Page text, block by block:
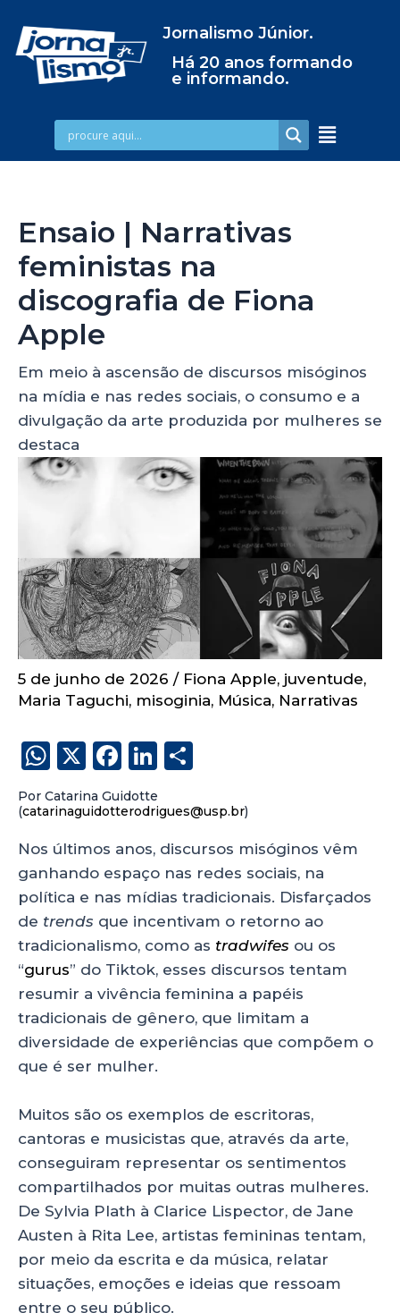
Jornalismo Júnior.
Há 20 anos formando
e informando.
Ensaio | Narrativas
feministas na
discografia de Fiona
Apple
Em meio à ascensão de discursos misóginos
na mídia e nas redes sociais, o consumo e a
divulgação da arte produzida por mulheres se
destaca
5 de junho de 2026 / Fiona Apple, juventude,
Maria Taguchi, misoginia, Música, Narrativas
W
h
a
ts
A
p
p
X
F
a
c
e
b
o
o
k
Li
k
e
dI
n
a
re
Por Catarina Guidotte
(catarinaguidotterodrigues@usp.br)
Nos últimos anos, discursos misóginos vêm
ganhando espaço nas redes sociais, na
política e nas mídias tradicionais. Disfarçados
de trends que incentivam o retorno ao
tradicionalismo, como as tradwifes ou os
“gurus” do Tiktok, esses discursos tentam
resumir a vivência feminina a papéis
tradicionais de gênero, que limitam a
diversidade de experiências que compõem o
que é ser mulher.
Muitos são os exemplos de escritoras,
cantoras e musicistas que, através da arte,
conseguiram representar os sentimentos
compartilhados por muitas outras mulheres.
De Sylvia Plath à Clarice Lispector, de Jane
Austen à Rita Lee, artistas femininas tentam,
por meio da escrita e da música, relatar
situações, emoções e ideias que ressoam
entre o seu público.